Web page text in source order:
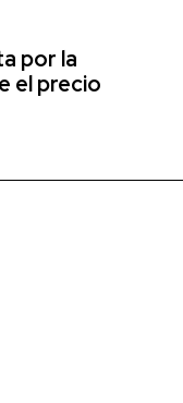
por la
el precio